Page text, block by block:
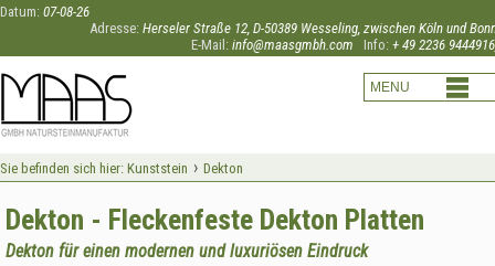
Datum: 07-08-26
Adresse: Herseler Straße 12, D-50389 Wesseling, zwischen Köln und
Info: + 49 2236 9444916
E-Mail: info@maasgmbh.com
Sie befinden sich hier: Kunststein › Dekton
Dekton - Fleckenfeste Dekton Platten
Dekton für einen modernen und luxuriösen Eindruck